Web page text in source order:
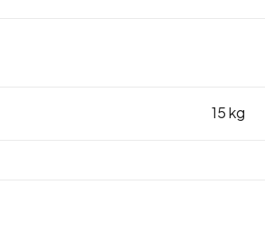
15 kg